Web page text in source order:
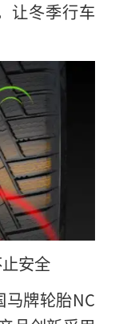
让冬季行车
安全
牌轮胎NC